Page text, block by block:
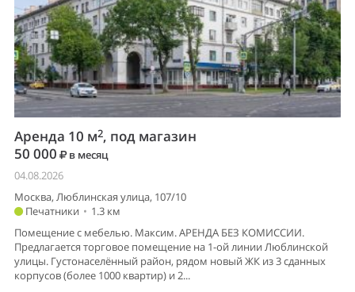
Аренда 10 м2, под магазин
50 000
в месяц
04.08.2026
Москва, Люблинская улица, 107/10
Печатники • 1.3 км
Помещение с мебелью. Максим. АРЕНДА БЕЗ КОМИССИИ.
Предлагается торговое помещение на 1-ой линии Люблинской
улицы. Густонаселённый район, рядом новый ЖК из 3 сданных
корпусов (более 1000 квартир) и 2...